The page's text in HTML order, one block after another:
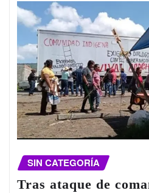
SIN CATEGORÍA
Tras ataque de